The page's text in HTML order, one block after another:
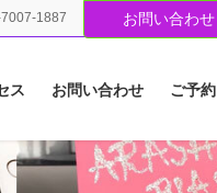
1887 お問い合わせ
ス お問い合わせ ご予約